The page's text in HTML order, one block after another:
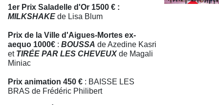
1er Prix Saladelle d'Or 1500 € :
MILKSHAKE de Lisa Blum
Prix de la Ville d'Aigues-Mortes ex-
aequo 1000€ : BOUSSA de Azedine Kasri
et TIRÉE PAR LES CHEVEUXde Magali
Miniac
Prix animation 450 € : BAISSE LES
BRAS de Frédéric Philibert